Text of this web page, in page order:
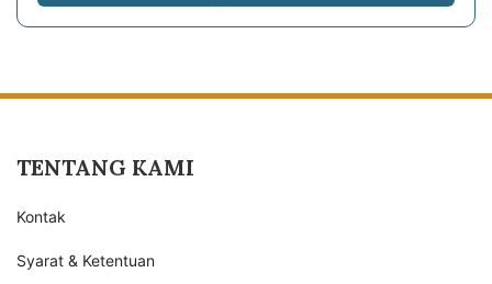
TENTANG KAMI
Kontak
Syarat & Ketentuan